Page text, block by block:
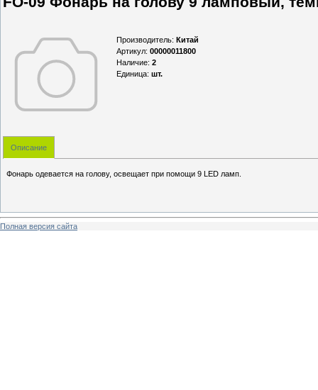
Производитель: Китай
Артикул: 00000011800
Наличие: 2
Единица: шт.
Описание
Фонарь одевается на голову, освещает при помощи 9 LED ламп.
Полная версия сайта